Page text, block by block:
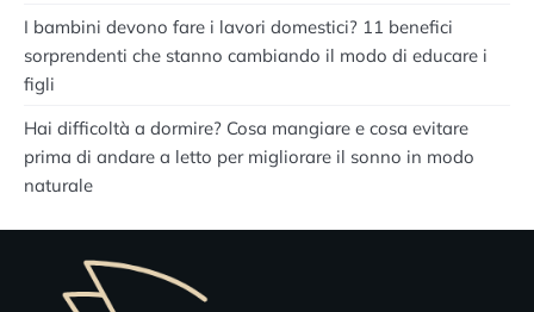
I bambini devono fare i lavori domestici? 11 benefici
sorprendenti che stanno cambiando il modo di educare i
figli
Hai difficoltà a dormire? Cosa mangiare e cosa evitare
prima di andare a letto per migliorare il sonno in modo
naturale